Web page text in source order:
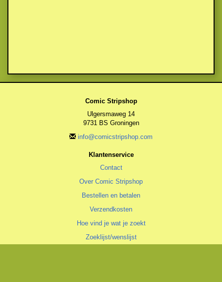
Comic Stripshop
Ulgersmaweg 14
9731 BS Groningen
info@comicstripshop.com
Klantenservice
Contact
Over Comic Stripshop
Bestellen en betalen
Verzendkosten
Hoe vind je wat je zoekt
Zoeklijst/wenslijst